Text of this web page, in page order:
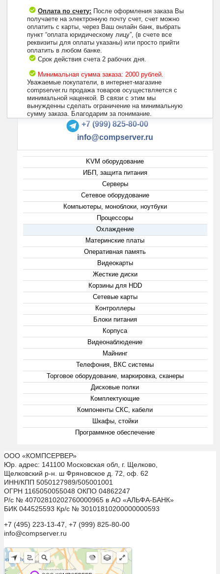
Оплата по счету: После оформления заказа Вы
получаете на электронную почту счет, счет можно
оплатить с карты, через Ваш онлайн банк, выбрать
пункт “оплата юридическому лицу”, (в счете все
реквизиты для оплаты указаны) или просто прийти
оплатить в любом банке.
Срок действия счета 2 рабочих дня.
Минимальная сумма заказа: 2000 рублей.
Уважаемые покупатели, в интернет-магазине
compserver.ru продажа товаров осуществляется с
минимальной наценкой. В связи с этим мы
вынужденны сделать ограничение на минимальную
сумму заказа. Благодарим за понимание.
+7 (495) 223-13-47
+7 (999) 825-80-00
info@compserver.ru
KVM оборудование
ИБП, защита питания
Серверы
Сетевое оборудование
Компьютеры, моноблоки, ноутбуки
Процессоры
Охлаждение
Материнские платы
Оперативная память
Видеокарты
Жесткие диски
Корзины для HDD
Сетевые карты
Контроллеры
Блоки питания
Корпуса
Видеонаблюдение
Майнинг
Телефония, ВКС системы
Торговое оборудование, маркировка, сканеры
Дисковые полки
Комплектующие
Компоненты СКС, кабели
Шкафы, стойки
Программное обеспечение
ООО «КОМПСЕРВЕР»
Юр. адрес: 141100 Московская обл, г. Щелково,
Щелковский р-н. ш Фряновское д. 72, оф. 62
ИНН/КПП 5050127989/505001001
ОГРН 1165050055048 ОКПО 04862247
Р/с № 40702810202760000965 в АО «АЛЬФА-БАНК»
БИК 044525593 Кр/с № 30101810200000000593
+7 (495) 223-13-47, +7 (999) 825-80-00
info@compserver.ru